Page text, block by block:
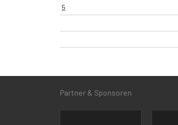
5
Partner & Sponsoren